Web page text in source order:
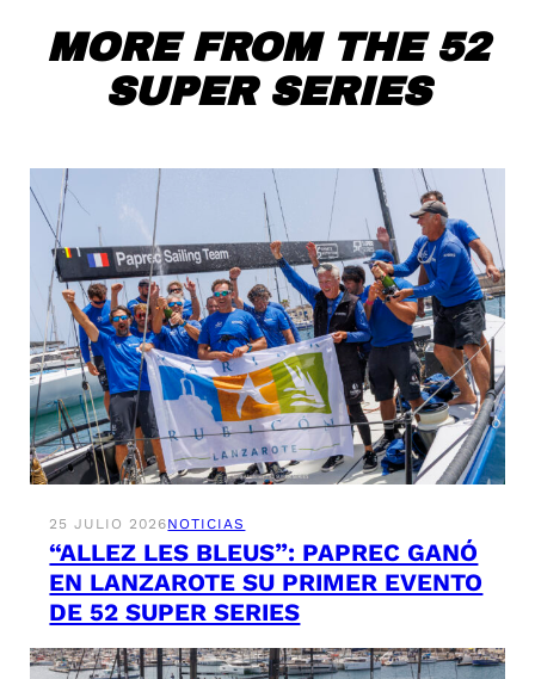
MORE FROM THE 52
SUPER SERIES
25 JULIO 2026NOTICIAS
“ALLEZ LES BLEUS”: PAPREC GANÓ
EN LANZAROTE SU PRIMER EVENTO
DE 52 SUPER SERIES